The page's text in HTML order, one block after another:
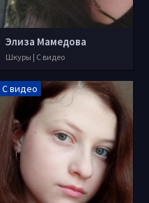
Элиза Мамедова
Шкуры | С видео
С видео